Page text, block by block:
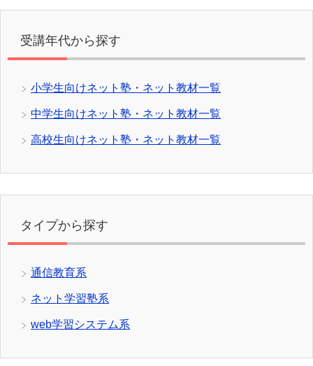
受講年代から探す
小学生向けネット塾・ネット教材一覧
中学生向けネット塾・ネット教材一覧
高校生向けネット塾・ネット教材一覧
タイプから探す
通信教育系
ネット学習塾系
web学習システム系